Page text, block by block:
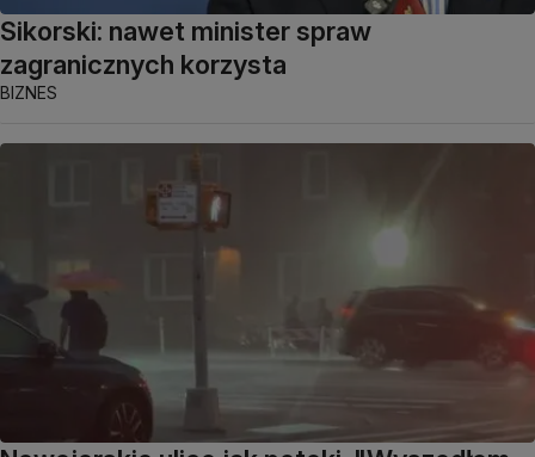
Sikorski: nawet minister spraw
zagranicznych korzysta
BIZNES